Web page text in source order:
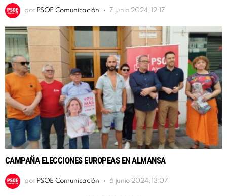
por PSOE Comunicación 7 junio 2024, 12:17
CAMPAÑA ELECCIONES EUROPEAS EN ALMANSA
por PSOE Comunicación 6 junio 2024, 13:07